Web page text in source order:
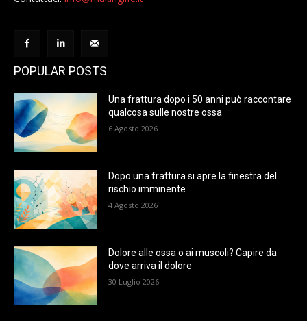
POPULAR POSTS
Una frattura dopo i 50 anni può raccontare
qualcosa sulle nostre ossa
6 Agosto 2026
Dopo una frattura si apre la finestra del
rischio imminente
4 Agosto 2026
Dolore alle ossa o ai muscoli? Capire da
dove arriva il dolore
30 Luglio 2026